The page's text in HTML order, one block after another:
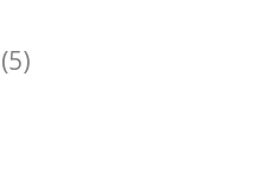
(5)